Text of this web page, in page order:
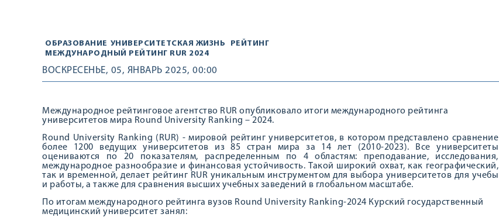
ОБРАЗОВАНИЕ УНИВЕРСИТЕТСКАЯ ЖИЗНЬ
РЕЙТИНГ
МЕЖДУНАРОДНЫЙ РЕЙТИНГ RUR 2024
ВОСКРЕСЕНЬЕ, 05, ЯНВАРЬ 2025, 00:00
Международное рейтинговое агентство RUR опубликовало итоги международного рейтинга
университетов мира Round University Ranking – 2024.
Round University Ranking (RUR) - мировой рейтинг университетов, в котором представлено сравнение
более 1200 ведущих университетов из 85 стран мира за 14 лет (2010-2023). Все университеты
оцениваются по 20 показателям, распределенным по 4 областям: преподавание, исследования,
международное разнообразие и финансовая устойчивость. Такой широкий охват, как географический,
так и временной, делает рейтинг RUR уникальным инструментом для выбора университетов для учебы
и работы, а также для сравнения высших учебных заведений в глобальном масштабе.
По итогам международного рейтинга вузов Round University Ranking-2024 Курский государственный
медицинский университет занял: